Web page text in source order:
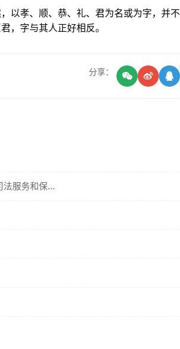
孝、顺、恭、礼、君为名或为字，并
，字与其人正好相反。
分享：
法服务和保...